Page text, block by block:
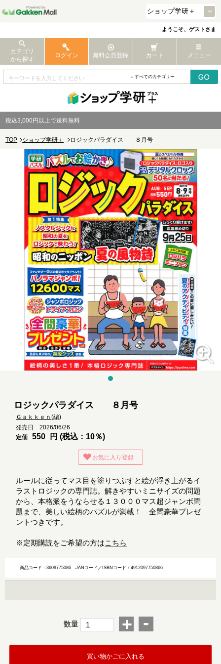
ようこそ、ゲストさま
カテゴリ
から探す
ログイン 無料会員登録 カート メニュー
税込3,000円以上で送料無料
TOP ショップ学研＋ ロジックパラダイス ８月号
ロジックパラダイス ８月号
Ｇａｋｋｅｎ(編)
発売日 2026/06/26
定価
550 円 (税込：10％)
お気に入り登録
ルールに従ってマス目を塗りつぶすと絵が浮き上がるイ
ラストロジックの専門誌。解きやすいミニサイズの問題
から、本格派をうならせる１３０００マス超ジャンボ問
題まで、美しい絵柄のパズルが満載！ 全問豪華プレゼ
ントつきです。
※定期購読をご希望の方はこちら
商品コード：3609775086JANコード／ISBNコード：4912097750866
数量 + -
買い物かごに入れる